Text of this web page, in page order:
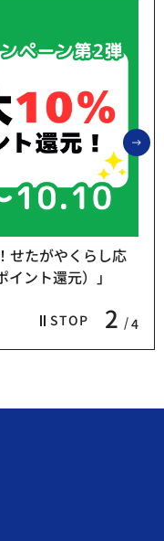
STOP 2 4
せたがやくらし応
ント還元）」